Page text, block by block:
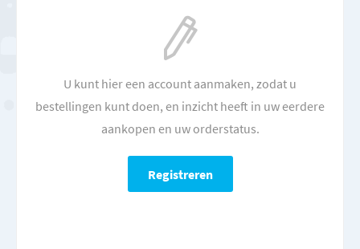
U kunt hier een account aanmaken, zodat u
bestellingen kunt doen, en inzicht heeft in uw eerdere
aankopen en uw orderstatus.